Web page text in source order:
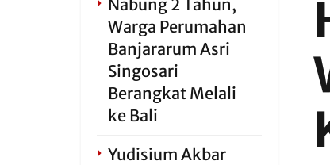
Nabung 2 Tahun,
Warga Perumahan
Banjararum Asri
Singosari
Berangkat Melali
ke Bali
Yudisium Akbar